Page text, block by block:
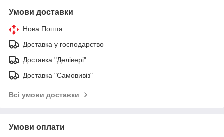
Умови доставки
Нова Пошта
Доставка у господарство
Доставка "Делівері"
Доставка "Самовивіз"
Всі умови доставки
Умови оплати